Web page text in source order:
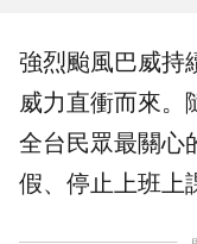
強烈颱風巴威持
威力直衝而來。
全台民眾最關心
假、停止上班上